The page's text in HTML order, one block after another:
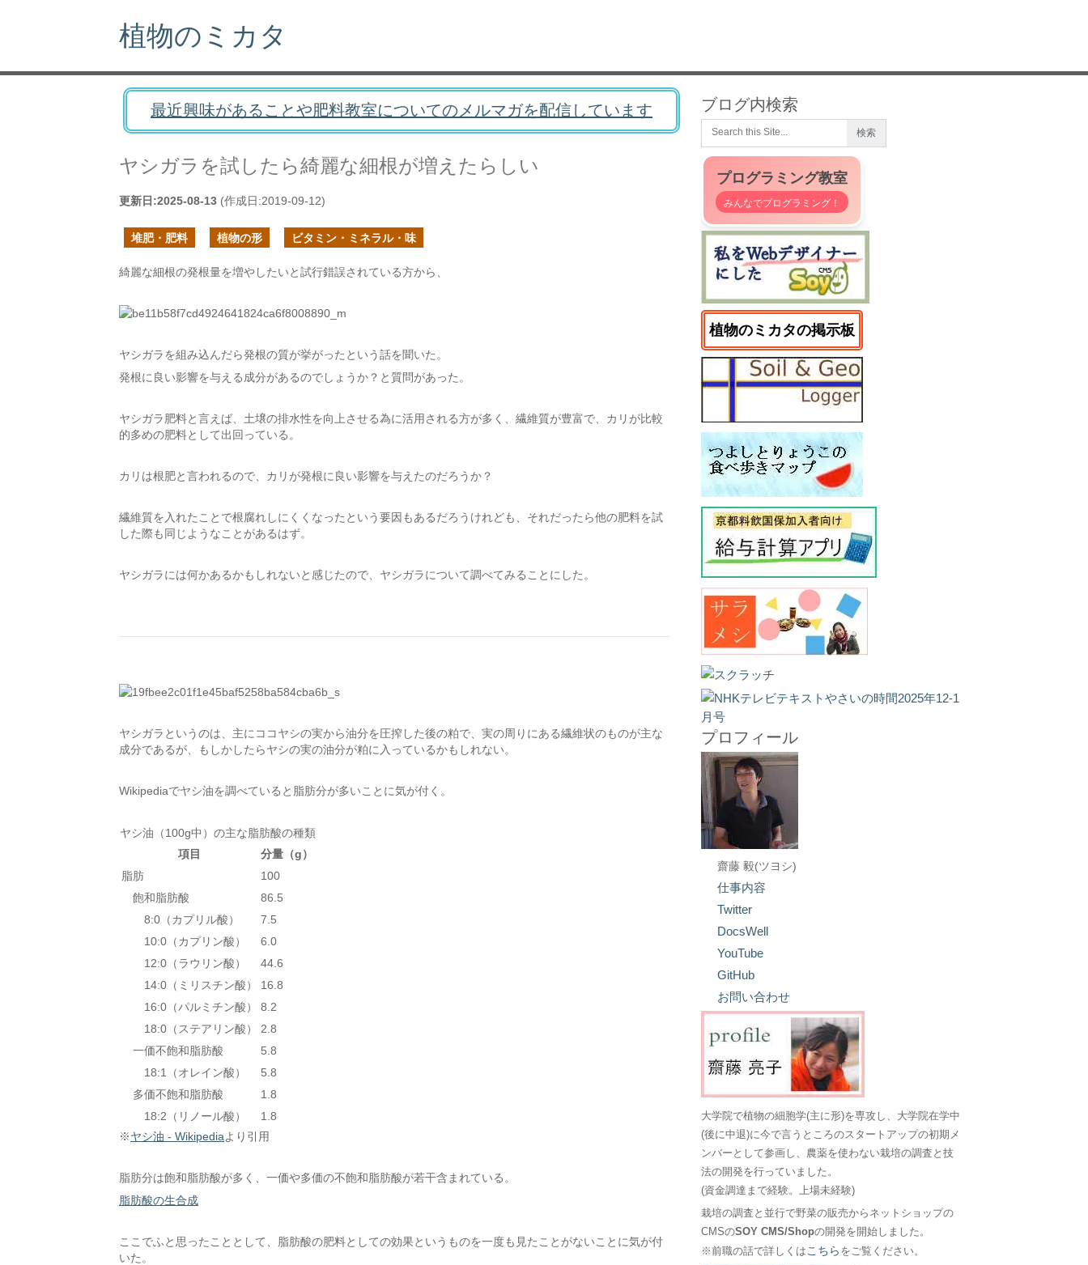
植物のミカタ
最近興味があることや肥料教室についてのメルマガを配信しています
ヤシガラを試したら綺麗な細根が増えたらしい
更新日:2025-08-13 (作成日:2019-09-12)
堆肥・肥料 植物の形 ビタミン・ミネラル・味
綺麗な細根の発根量を増やしたいと試行錯誤されている方から、
ヤシガラを組み込んだら発根の質が挙がったという話を聞いた。
発根に良い影響を与える成分があるのでしょうか？と質問があった。
ヤシガラ肥料と言えば、土壌の排水性を向上させる為に活用される方が多く、繊維質が豊富で、カリが比較
的多めの肥料として出回っている。
カリは根肥と言われるので、カリが発根に良い影響を与えたのだろうか？
繊維質を入れたことで根腐れしにくくなったという要因もあるだろうけれども、それだったら他の肥料を試
した際も同じようなことがあるはず。
ヤシガラには何かあるかもしれないと感じたので、ヤシガラについて調べてみることにした。
ヤシガラというのは、主にココヤシの実から油分を圧搾した後の粕で、実の周りにある繊維状のものが主な
成分であるが、もしかしたらヤシの実の油分が粕に入っているかもしれない。
Wikipediaでヤシ油を調べていると脂肪分が多いことに気が付く。
ヤシ油（100g中）の主な脂肪酸の種類
項目
分量（g）
脂肪
100
飽和脂肪酸
86.5
8:0（カプリル酸）
7.5
10:0（カプリン酸）
6.0
12:0（ラウリン酸）
44.6
14:0（ミリスチン酸）
16.8
16:0（パルミチン酸）
8.2
18:0（ステアリン酸）
2.8
一価不飽和脂肪酸
5.8
18:1（オレイン酸）
5.8
多価不飽和脂肪酸
1.8
18:2（リノール酸）
1.8
※ヤシ油 - Wikipediaより引用
脂肪分は飽和脂肪酸が多く、一価や多価の不飽和脂肪酸が若干含まれている。
脂肪酸の生合成
ここでふと思ったこととして、脂肪酸の肥料としての効果というものを一度も見たことがないことに気が付
いた。
ブログ内検索
プログラミング教室
みんなでプログラミング！
植物のミカタの掲示板
プロフィール
齋藤 毅(ツヨシ)
仕事内容
Twitter
DocsWell
YouTube
GitHub
お問い合わせ
大学院で植物の細胞学(主に形)を専攻し、大学院在学中
(後に中退)に今で言うところのスタートアップの初期メ
ンバーとして参画し、農薬を使わない栽培の調査と技
法の開発を行っていました。
(資金調達まで経験。上場未経験)
栽培の調査と並行で野菜の販売からネットショップの
CMSのSOY CMS/Shopの開発を開始しました。
※前職の話で詳しくは こちら をご覧ください。